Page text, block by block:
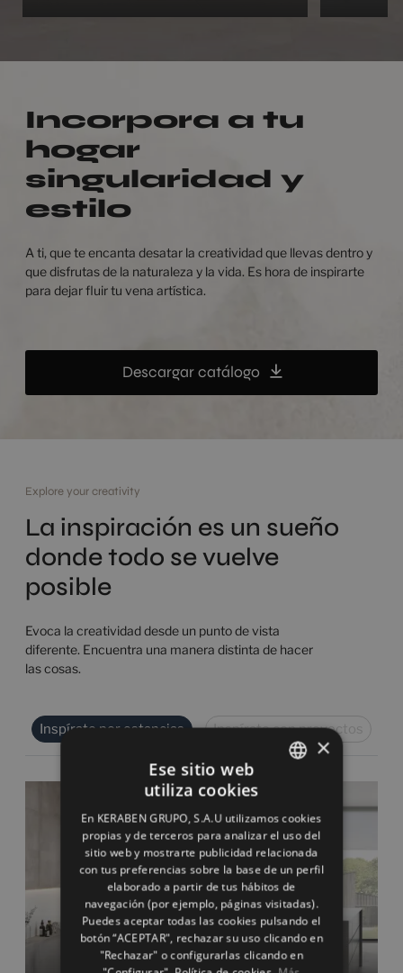
Incorpora a tu
hogar
singularidad y
estilo
A ti, que te encanta desatar la creatividad que llevas dentro y
que disfrutas de la naturaleza y la vida. Es hora de inspirarte
para dejar fluir tu vena artística.
Descargar catálogo
Explore your creativity
La inspiración es un sueño
donde todo se vuelve
posible
Evoca la creatividad desde un punto de vista
diferente. Encuentra una manera distinta de hacer
las cosas.
Inspírate por estancias Inspírate con proyectos
ENGLISH
FRENCH
GERMAN
×
Ese sitio web
utiliza cookies
En KERABEN GRUPO, S.A.U utilizamos cookies
propias y de terceros para analizar el uso del
sitio web y mostrarte publicidad relacionada
con tus preferencias sobre la base de un perfil
elaborado a partir de tus hábitos de
navegación (por ejemplo, páginas visitadas).
Puedes aceptar todas las cookies pulsando el
botón “ACEPTAR", rechazar su uso clicando en
"Rechazar" o configurarlas clicando en